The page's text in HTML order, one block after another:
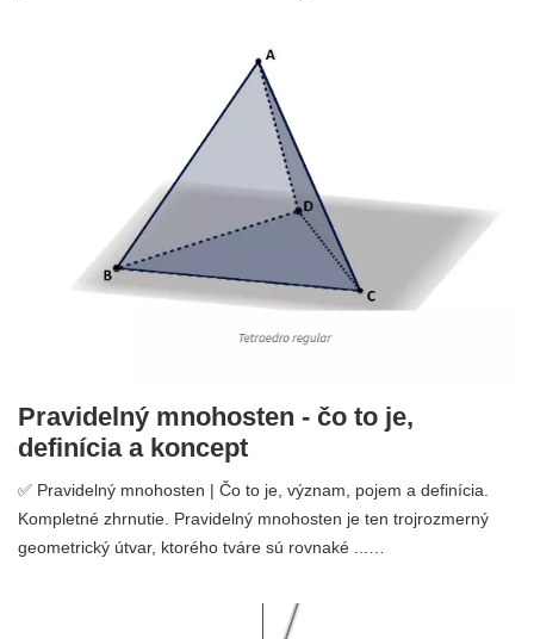
Pravidelný mnohosten - čo to je,
definícia a koncept
✅ Pravidelný mnohosten | Čo to je, význam, pojem a definícia.
Kompletné zhrnutie. Pravidelný mnohosten je ten trojrozmerný
geometrický útvar, ktorého tváre sú rovnaké ...…